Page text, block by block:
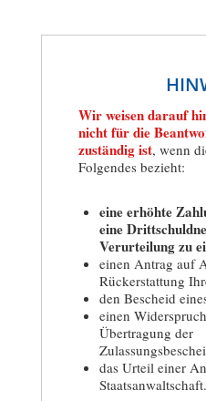
Wir weisen darauf
nicht für die
zuständig ist, wenn
Folgendes bezieht:
eine erhöhte
eine
Verurteilung zu
einen Antrag auf
Rückerstattung
den Bescheid
einen
Übertragung der
das Urteil einer
Staatsanwaltschaft.